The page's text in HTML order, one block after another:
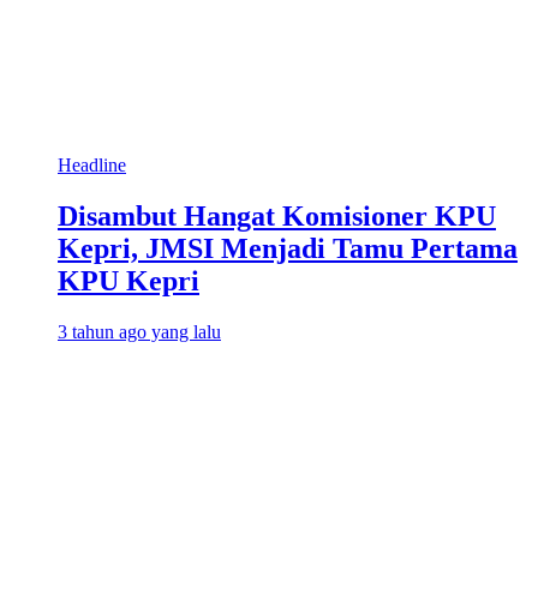
Headline
Disambut Hangat Komisioner KPU
Kepri, JMSI Menjadi Tamu Pertama
KPU Kepri
3 tahun ago yang lalu